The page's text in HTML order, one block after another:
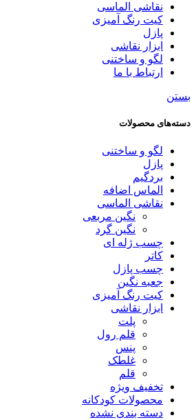
نقاشی الماسی
کیت رنگ آمیزی
پازل
ابزار نقاشی
لگو و ساختنی
ارتباط با ما
بستن
دسته‌های محصولات
لگو و ساختنی
پازل
بردگیم
الماس اضافه
نقاشی الماسی
نگین مربعی
نگین گرد
چسب ژله ای
کاتر
چسب پازل
جعبه نگین
کیت رنگ آمیزی
ابزار نقاشی
پلت
قلم رول
پنس
غلطک
قلم
تخفیف ویژه
محصولات کودکانه
دسته بندی نشده